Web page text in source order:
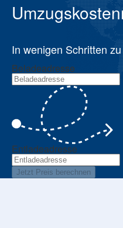
In wenigen Schritten
Beladeadresse
Entladeadresse
Jetzt Preis berechnen